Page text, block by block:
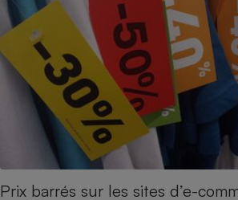
Prix barrés sur les sites d’e-